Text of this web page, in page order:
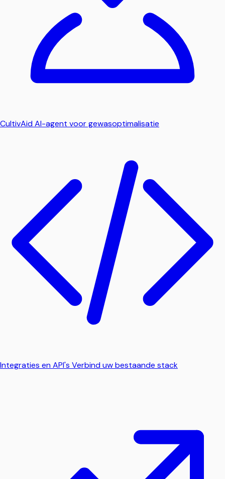
CultivAidAI-agent voor gewasoptimalisatie
Integraties en API's Verbind uw bestaande stack